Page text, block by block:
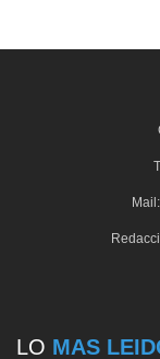
LO MAS